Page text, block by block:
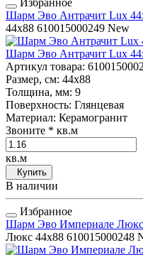
Избранное
Шарм Эво Антрачит Lux
44x88 610015000249 New
Шарм Эво Антрачит Lux
Артикул товара:
Размер, см: 44x88
Толщина, мм: 9
Поверхность: Глянцевая
Материал: Керамогранит
Звоните * кв.м
кв.м
Купить
В наличии
Избранное
Шарм Эво Империале Люкс
Люкс 44х88 610015000248